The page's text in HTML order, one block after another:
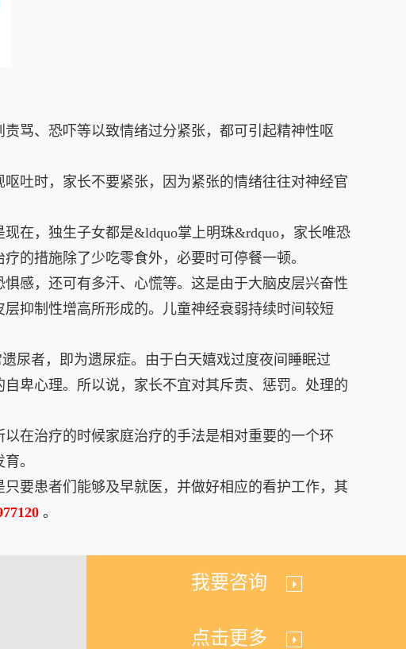
骂、恐吓等以致情绪过分紧张，都可引起精神性呕
吐时，家长不要紧张，因为紧张的情绪往往对神经官
在，独生子女都是&ldquo掌上明珠&rdquo，家长唯恐
的措施除了少吃零食外，必要时可停餐一顿。
感，还可有多汗、心慌等。这是由于大脑皮层兴奋性
抑制性增高所形成的。儿童神经衰弱持续时间较短
尿者，即为遗尿症。由于白天嬉戏过度夜间睡眠过
卑心理。所以说，家长不宜对其斥责、惩罚。处理的
在治疗的时候家庭治疗的手法是相对重要的一个环
。
要患者们能够及早就医，并做好相应的看护工作，其
。
我要咨询
点击更多